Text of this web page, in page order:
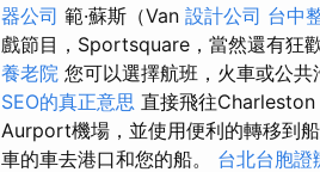
器公司 範·蘇斯（Van 設計公司 台中
戲節目，Sportsquare，當然還有狂
養老院 您可以選擇航班，火車或公共
SEO的真正意思 直接飛往Charleston
Aurport機場，並使用便利的轉移到
車的車去港口和您的船。 台北台胞證